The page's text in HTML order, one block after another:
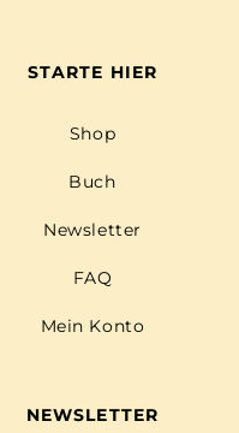
STARTE HIER
Shop
Buch
Newsletter
FAQ
Mein Konto
NEWSLETTER